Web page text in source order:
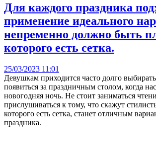
Для каждого праздника
применение идеального
непременно должно быть
которого есть сетка.
25/03/2023 11:01
Девушкам приходится часто долго
появиться за праздничным столом, когда
новогодняя ночь. Не стоит заниматься
прислушиваться к тому, что скажут
которого есть сетка, станет отличным
праздника.